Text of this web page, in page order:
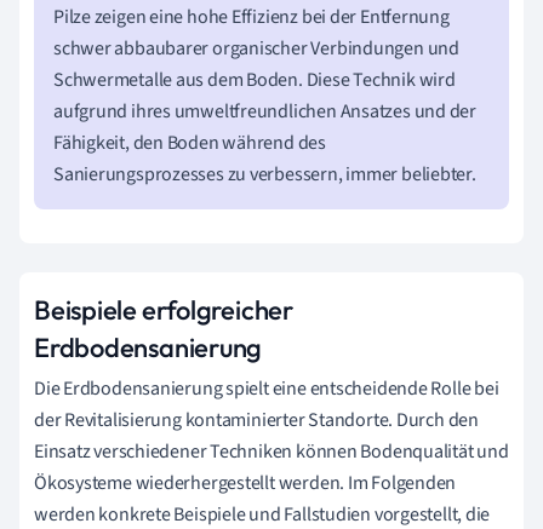
Pilze zeigen eine hohe Effizienz bei der Entfernung
schwer abbaubarer organischer Verbindungen und
Schwermetalle aus dem Boden. Diese Technik wird
aufgrund ihres umweltfreundlichen Ansatzes und der
Fähigkeit, den Boden während des
Sanierungsprozesses zu verbessern, immer beliebter.
Beispiele erfolgreicher
Erdbodensanierung
Die Erdbodensanierung spielt eine entscheidende Rolle bei
der Revitalisierung kontaminierter Standorte. Durch den
Einsatz verschiedener Techniken können Bodenqualität und
Ökosysteme wiederhergestellt werden. Im Folgenden
werden konkrete Beispiele und Fallstudien vorgestellt, die